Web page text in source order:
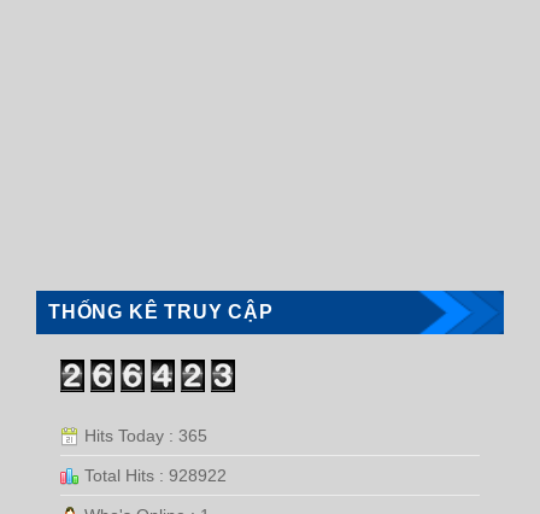
THỐNG KÊ TRUY CẬP
Hits Today : 365
Total Hits : 928922